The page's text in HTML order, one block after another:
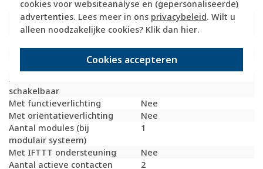
cookies voor websiteanalyse en (gepersonaliseerde)
advertenties. Lees meer in ons privacybeleid. Wilt u
alleen noodzakelijke cookies? Klik dan hier.
Cookies accepteren
Met doorlusvoorziening
Ja
Geschikt voor
beschermingsgraad (IP)
IP20
Schakelmateriaalhoogte
71 Millimeter (mm)
Schakelmateriaaldiepte
42 Millimeter (mm)
Aantal contactdozen
schakelbaar
Met functieverlichting
Nee
Met oriëntatieverlichting
Nee
Aantal modules (bij
modulair systeem)
1
Met IFTTT ondersteuning
Nee
Aantal actieve contacten
2